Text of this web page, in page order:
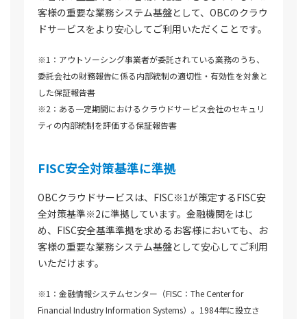
客様の重要な業務システム基盤として、OBCのクラウ
ドサービスをより安心してご利用いただくことです。
※1：アウトソーシング事業者が委託されている業務のうち、
委託会社の財務報告に係る内部統制の適切性・有効性を対象と
した保証報告書
※2：ある一定期間におけるクラウドサービス会社のセキュリ
ティの内部統制を評価する保証報告書
FISC安全対策基準に準拠
OBCクラウドサービスは、FISC※1が策定するFISC安
全対策基準※2に準拠しています。金融機関をはじ
め、FISC安全基準準拠を求めるお客様においても、お
客様の重要な業務システム基盤として安心してご利用
いただけます。
※1：金融情報システムセンター（FISC：The Center for
Financial Industry Information Systems）。1984年に設立さ